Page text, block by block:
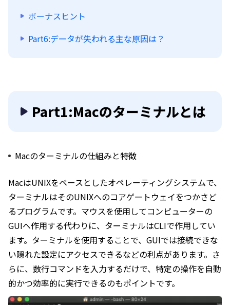
ボーナスヒント
Part6:データが失われる主な原因は？
Part1:Macのターミナルとは
Macのターミナルの仕組みと特徴
MacはUNIXをベースとしたオペレーティングシステムで、
ターミナルはそのUNIXへのコアゲートウェイをつかさど
るプログラムです。マウスを使用してコンピューターの
GUIへ作用する代わりに、ターミナルはCLIで作用してい
ます。ターミナルを使用することで、GUIでは接続できな
い隠れた設定にアクセスできるなどの利点があります。さ
らに、数行コマンドを入力するだけで、特定の操作を自動
的かつ効率的に実行できるのもポイントです。